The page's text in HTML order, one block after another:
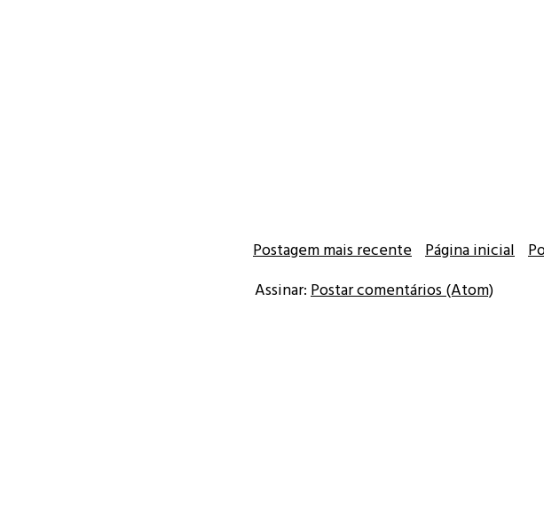
Postagem mais recente Página inicial
Assinar: Postar comentários (Atom)